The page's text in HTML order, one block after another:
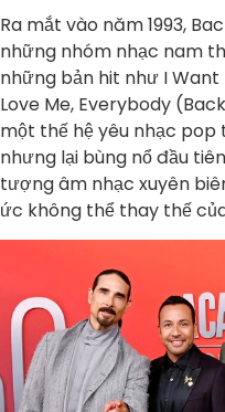
Ra mắt vào năm 1993,
những nhóm nhạc nam
những bản hit như I Want
Love Me, Everybody
một thế hệ yêu nhạc
nhưng lại bùng nổ đầu
tượng âm nhạc xuyên
ức không thể thay thế